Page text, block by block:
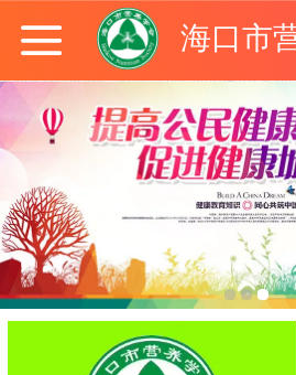
海口市